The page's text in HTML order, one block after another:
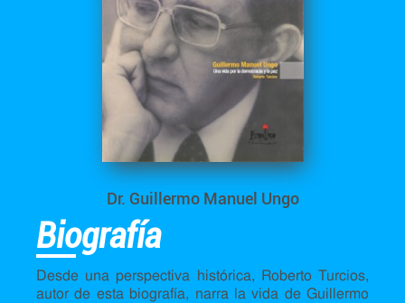
Dr. Guillermo Manuel Ungo
Biografía
Desde una perspectiva histórica, Roberto Turcios,
autor de esta biografía, narra la vida de Guillermo